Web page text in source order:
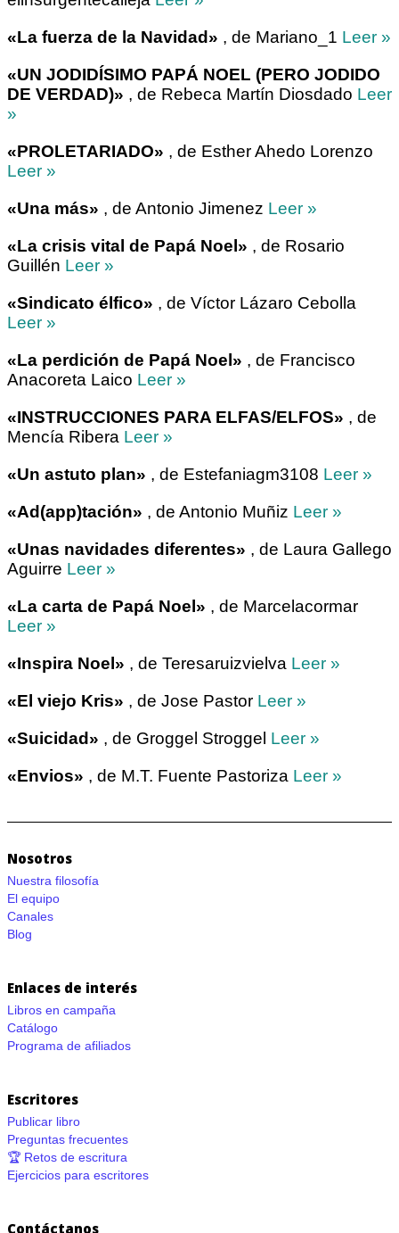
«La fuerza de la Navidad» , de Mariano_1 Leer »
«UN JODIDÍSIMO PAPÁ NOEL (PERO JODIDO
DE VERDAD)» , de Rebeca Martín Diosdado Leer
»
«PROLETARIADO» , de Esther Ahedo Lorenzo
Leer »
«Una más» , de Antonio Jimenez Leer »
«La crisis vital de Papá Noel» , de Rosario
Guillén Leer »
«Sindicato élfico» , de Víctor Lázaro Cebolla
Leer »
«La perdición de Papá Noel» , de Francisco
Anacoreta Laico Leer »
«INSTRUCCIONES PARA ELFAS/ELFOS» , de
Mencía Ribera Leer »
«Un astuto plan» , de Estefaniagm3108 Leer »
«Ad(app)tación» , de Antonio Muñiz Leer »
«Unas navidades diferentes» , de Laura Gallego
Aguirre Leer »
«La carta de Papá Noel» , de Marcelacormar
Leer »
«Inspira Noel» , de Teresaruizvielva Leer »
«El viejo Kris» , de Jose Pastor Leer »
«Suicidad» , de Groggel Stroggel Leer »
«Envios» , de M.T. Fuente Pastoriza Leer »
Nosotros
Nuestra filosofía
El equipo
Canales
Blog
Enlaces de interés
Libros en campaña
Catálogo
Programa de afiliados
Escritores
Publicar libro
Preguntas frecuentes
🏆 Retos de escritura
Ejercicios para escritores
Contáctanos